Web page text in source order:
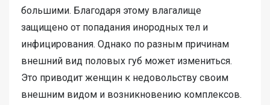
большими. Благодаря этому влагалище
защищено от попадания инородных тел и
инфицирования. Однако по разным причинам
внешний вид половых губ может измениться.
Это приводит женщин к недовольству своим
внешним видом и возникновению комплексов.